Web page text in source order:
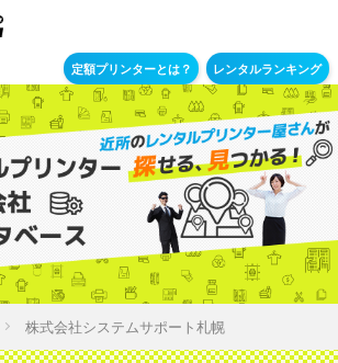
定額プリンターとは？ レンタルランキング
株式会社システムサポート札幌